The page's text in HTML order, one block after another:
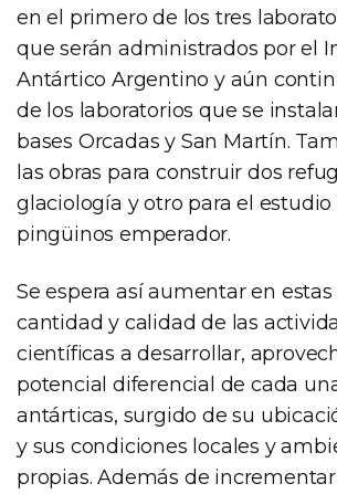
en el primero de los tres
que serán administrados por el
Antártico Argentino y aún
de los laboratorios que se
bases Orcadas y San Martín.
las obras para construir dos
glaciología y otro para el estudio
pingüinos emperador.
Se espera así aumentar en estas
cantidad y calidad de las
científicas a desarrollar,
potencial diferencial de cada
antárticas, surgido de su
y sus condiciones locales y
propias. Además de